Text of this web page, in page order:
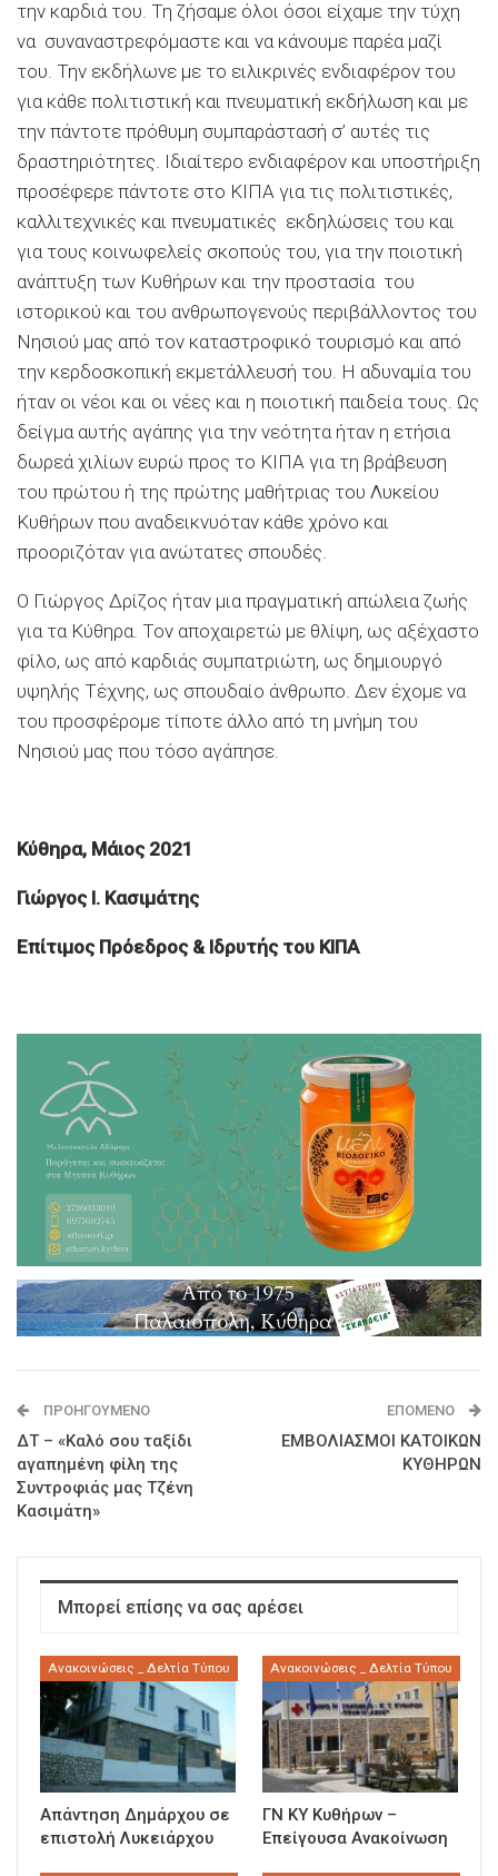
την καρδιά του. Τη ζήσαμε όλοι όσοι είχαμε την τύχη
να συναναστρεφόμαστε και να κάνουμε παρέα μαζί
του. Την εκδήλωνε με το ειλικρινές ενδιαφέρον του
για κάθε πολιτιστική και πνευματική εκδήλωση και με
την πάντοτε πρόθυμη συμπαράστασή σ’ αυτές τις
δραστηριότητες. Ιδιαίτερο ενδιαφέρον και υποστήριξη
προσέφερε πάντοτε στο ΚΙΠΑ για τις πολιτιστικές,
καλλιτεχνικές και πνευματικές εκδηλώσεις του και
για τους κοινωφελείς σκοπούς του, για την ποιοτική
ανάπτυξη των Κυθήρων και την προστασία του
ιστορικού και του ανθρωπογενούς περιβάλλοντος του
Νησιού μας από τον καταστροφικό τουρισμό και από
την κερδοσκοπική εκμετάλλευσή του. Η αδυναμία του
ήταν οι νέοι και οι νέες και η ποιοτική παιδεία τους. Ως
δείγμα αυτής αγάπης για την νεότητα ήταν η ετήσια
δωρεά χιλίων ευρώ προς το ΚΙΠΑ για τη βράβευση
του πρώτου ή της πρώτης μαθήτριας του Λυκείου
Κυθήρων που αναδεικνυόταν κάθε χρόνο και
προοριζόταν για ανώτατες σπουδές.
Ο Γιώργος Δρίζος ήταν μια πραγματική απώλεια ζωής
για τα Κύθηρα. Τον αποχαιρετώ με θλίψη, ως αξέχαστο
φίλο, ως από καρδιάς συμπατριώτη, ως δημιουργό
υψηλής Τέχνης, ως σπουδαίο άνθρωπο. Δεν έχομε να
του προσφέρομε τίποτε άλλο από τη μνήμη του
Νησιού μας που τόσο αγάπησε.
Κύθηρα, Μάιος 2021
Γιώργος Ι. Κασιμάτης
Επίτιμος Πρόεδρος & Ιδρυτής του ΚΙΠΑ
ΠΡΟΗΓΟΎΜΕΝΟ
ΔΤ – «Καλό σου ταξίδι
αγαπημένη φίλη της
Συντροφιάς μας Τζένη
Κασιμάτη»
ΕΠΌΜΕΝΟ
ΕΜΒΟΛΙΑΣΜΟΙ ΚΑΤΟΙΚΩΝ
ΚΥΘΗΡΩΝ
Μπορεί επίσης να σας αρέσει
Ανακοινώσεις _ Δελτία Τύπου
Απάντηση Δημάρχου σε
επιστολή Λυκειάρχου
Ανακοινώσεις _ Δελτία Τύπου
ΓΝ ΚΥ Κυθήρων –
Επείγουσα Ανακοίνωση